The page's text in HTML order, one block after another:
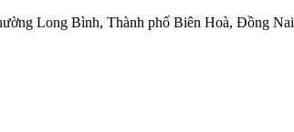
Long Bình, Thành phố Biên Hoà, Đồng Nai